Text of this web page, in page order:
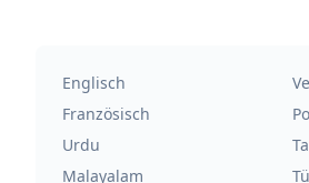
Englisch
Französisch
Urdu
Malayalam